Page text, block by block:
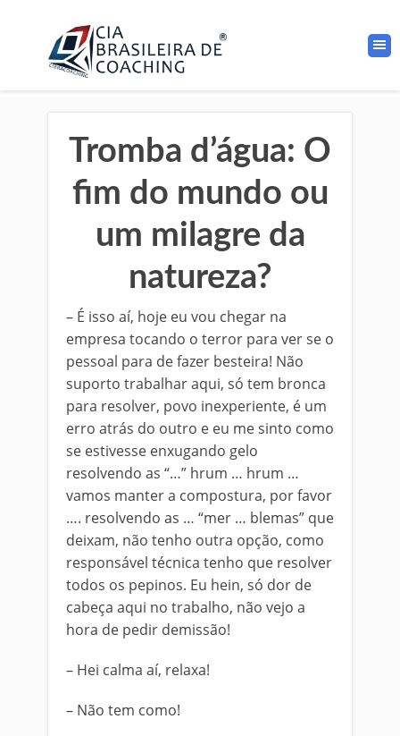
Tromba d’água: O
fim do mundo ou
um milagre da
natureza?
– É isso aí, hoje eu vou chegar na
empresa tocando o terror para ver se o
pessoal para de fazer besteira! Não
suporto trabalhar aqui, só tem bronca
para resolver, povo inexperiente, é um
erro atrás do outro e eu me sinto como
se estivesse enxugando gelo
resolvendo as “…” hrum … hrum …
vamos manter a compostura, por favor
…. resolvendo as … “mer … blemas” que
deixam, não tenho outra opção, como
responsável técnica tenho que resolver
todos os pepinos. Eu hein, só dor de
cabeça aqui no trabalho, não vejo a
hora de pedir demissão!
– Hei calma aí, relaxa!
– Não tem como!